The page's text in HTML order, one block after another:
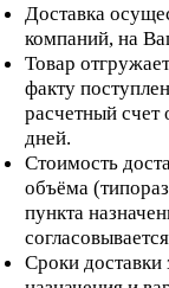
Доставка
компаний, на
Товар
факту
расчетный счет
дней.
Стоимость
объёма
пункта
Сроки доставки